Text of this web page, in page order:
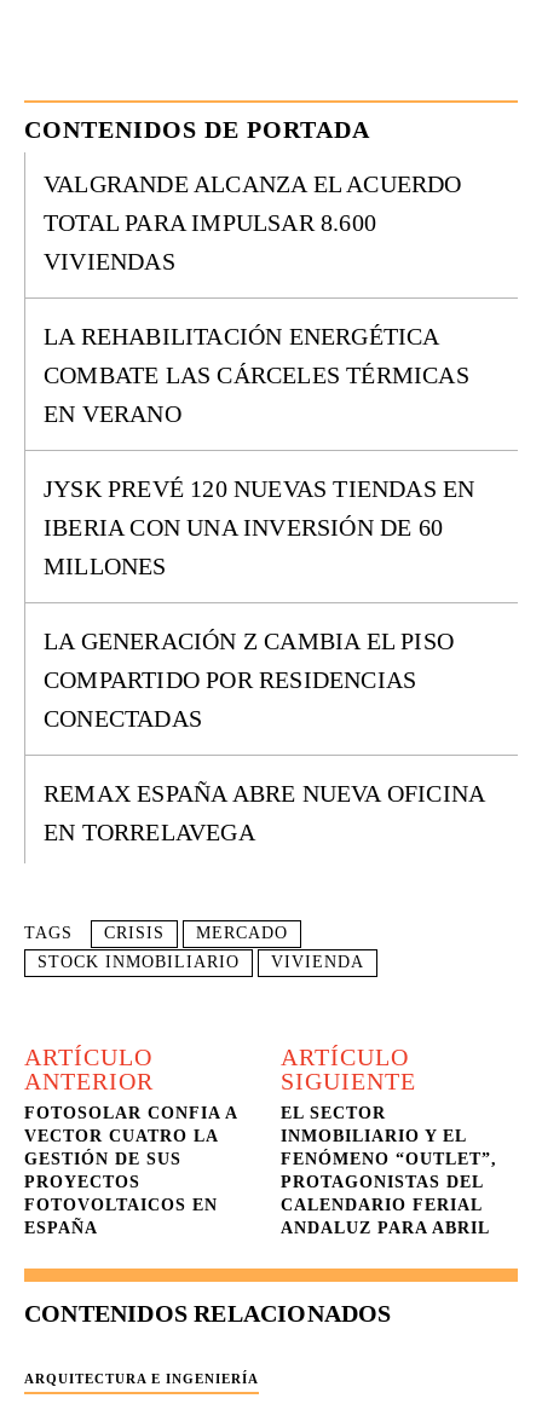
CONTENIDOS DE PORTADA
VALGRANDE ALCANZA EL ACUERDO
TOTAL PARA IMPULSAR 8.600
VIVIENDAS
LA REHABILITACIÓN ENERGÉTICA
COMBATE LAS CÁRCELES TÉRMICAS
EN VERANO
JYSK PREVÉ 120 NUEVAS TIENDAS EN
IBERIA CON UNA INVERSIÓN DE 60
MILLONES
LA GENERACIÓN Z CAMBIA EL PISO
COMPARTIDO POR RESIDENCIAS
CONECTADAS
REMAX ESPAÑA ABRE NUEVA OFICINA
EN TORRELAVEGA
TAGS CRISIS
MERCADO
STOCK INMOBILIARIO
VIVIENDA
ARTÍCULO
ANTERIOR
FOTOSOLAR CONFIA A
VECTOR CUATRO LA
GESTIÓN DE SUS
PROYECTOS
FOTOVOLTAICOS EN
ESPAÑA
ARTÍCULO
SIGUIENTE
EL SECTOR
INMOBILIARIO Y EL
FENÓMENO “OUTLET”,
PROTAGONISTAS DEL
CALENDARIO FERIAL
ANDALUZ PARA ABRIL
CONTENIDOS RELACIONADOS
ARQUITECTURA E INGENIERÍA